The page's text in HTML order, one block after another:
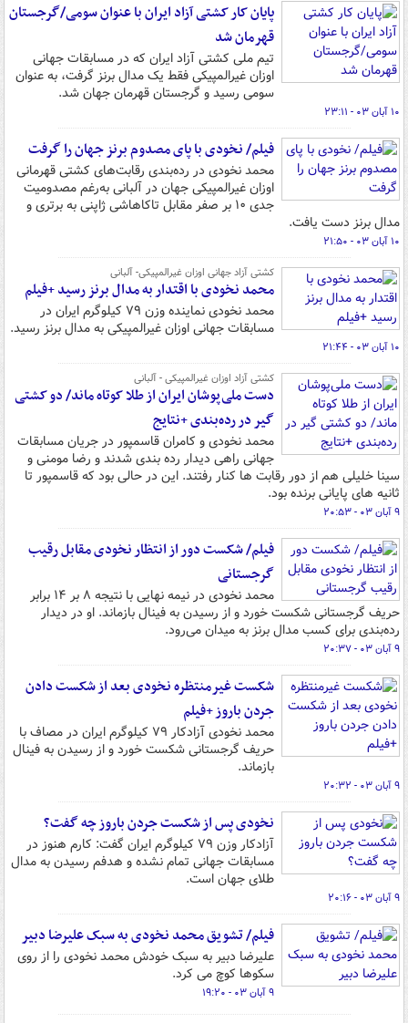
پایان کار کشتی آزاد ایران با عنوان سومی/گرجستان
قهرمان شد
تیم ملی کشتی آزاد ایران که در مسابقات جهانی
اوزان غیرالمپیکی فقط یک مدال برنز گرفت، به عنوان
سومی رسید و گرجستان قهرمان جهان شد.
۱۰ آبان ۰۳ - ۲۳:۱۱
فیلم/ نخودی با پای مصدوم برنز جهان را گرفت
محمد نخودی در رده‌بندی رقابت‌های کشتی قهرمانی
اوزان غیرالمپیکی جهان در آلبانی به‌رغم مصدومیت
جدی ۱۰ بر صفر مقابل تاکاهاشی ژاپنی به برتری و
مدال برنز دست یافت.
۱۰ آبان ۰۳ - ۲۱:۵۰
کشتی آزاد جهانی اوزان غیرالمپیکی- آلبانی
محمد نخودی با اقتدار به مدال برنز رسید +فیلم
محمد نخودی نماینده وزن ۷۹ کیلوگرم ایران در
مسابقات جهانی اوزان غیرالمپیکی به مدال برنز رسید.
۱۰ آبان ۰۳ - ۲۱:۴۴
کشتی آزاد اوزان غیرالمپیکی - آلبانی
دست ملی‌پوشان ایران از طلا کوتاه ماند/ دو کشتی
گیر در رده‌بندی +نتایج
محمد نخودی و کامران قاسمپور در جریان مسابقات
جهانی راهی دیدار رده بندی شدند و رضا مومنی و
سینا خلیلی هم از دور رقابت ها کنار رفتند. این در حالی بود که قاسمپور تا
ثانیه های پایانی برنده بود.
۹ آبان ۰۳ - ۲۰:۵۳
فیلم/ شکست دور از انتظار نخودی مقابل رقیب
گرجستانی
محمد نخودی در نیمه نهایی با نتیجه ۸ بر ۱۴ برابر
حریف گرجستانی شکست خورد و از رسیدن به فینال بازماند. او در دیدار
رده‌بندی برای کسب مدال برنز به میدان می‌رود.
۹ آبان ۰۳ - ۲۰:۳۷
شکست غیرمنتظره نخودی بعد از شکست دادن
جردن باروز +فیلم
محمد نخودی آزادکار ۷۹ کیلوگرم ایران در مصاف با
حریف گرجستانی شکست خورد و از رسیدن به فینال
بازماند.
۹ آبان ۰۳ - ۲۰:۳۲
نخودی پس از شکست جردن باروز چه گفت؟
آزادکار وزن ۷۹ کیلوگرم ایران گفت: کارم هنوز در
مسابقات جهانی تمام نشده و هدفم رسیدن به مدال
طلای جهان است.
۹ آبان ۰۳ - ۲۰:۱۶
فیلم/ تشویق محمد نخودی به سبک علیرضا دبیر
علیرضا دبیر به سبک خودش محمد نخودی را از روی
سکوها کوچ می کرد.
۹ آبان ۰۳ - ۱۹:۲۰